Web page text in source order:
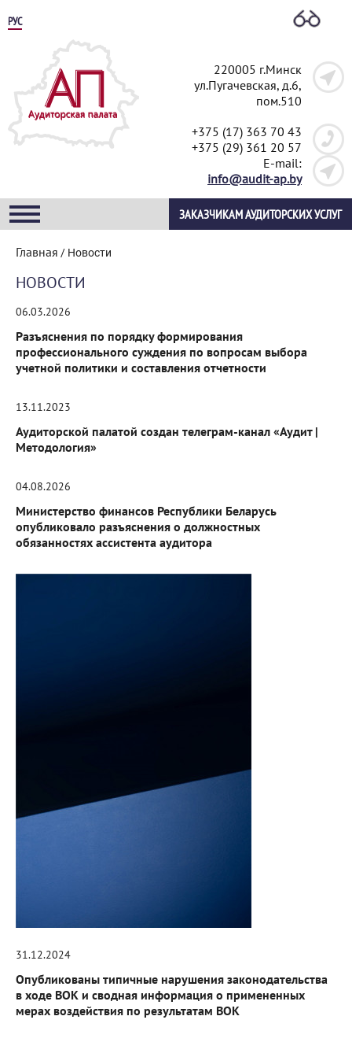
РУС
220005 г.Минск
ул.Пугачевская, д.6,
пом.510
+375 (17) 363 70 43
+375 (29) 361 20 57
E-mail:
info@audit-ap.by
ЗАКАЗЧИКАМ АУДИТОРСКИХ УСЛУГ
Главная / Новости
НОВОСТИ
06.03.2026
Разъяснения по порядку формирования
профессионального суждения по вопросам выбора
учетной политики и составления отчетности
13.11.2023
Аудиторской палатой создан телеграм-канал «Аудит |
Методология»
04.08.2026
Министерство финансов Республики Беларусь
опубликовало разъяснения о должностных
обязанностях ассистента аудитора
31.12.2024
Опубликованы типичные нарушения законодательства
в ходе ВОК и сводная информация о примененных
мерах воздействия по результатам ВОК